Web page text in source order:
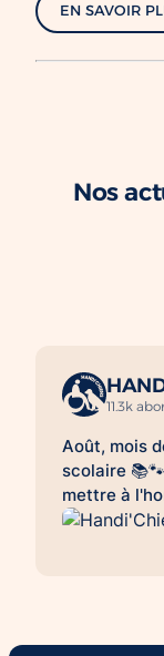
EN SAVOIR
Nos
11.3k
Août, mois
scolaire
mettre à
confiance